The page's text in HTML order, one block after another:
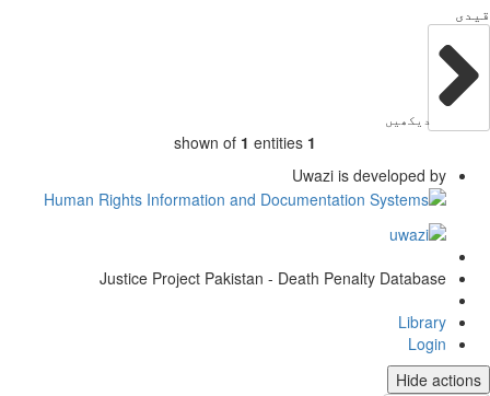
دیکھیں
shown of 1 entities
Uwazi is developed by
Justice Project Pakistan - Death Penalty Database
Library
Login
Hide